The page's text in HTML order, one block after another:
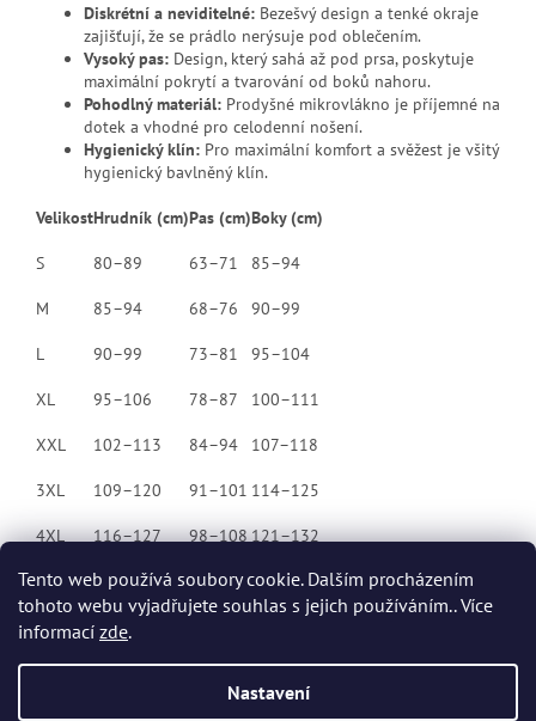
Tento web používá soubory cookie. Dalším procházením
tohoto webu vyjadřujete souhlas s jejich používáním.. Více
informací zde.
Nastavení
Diskrétní a neviditelné: Bezešvý design a tenké okraje
zajišťují, že se prádlo nerýsuje pod oblečením.
Vysoký pas: Design, který sahá až pod prsa, poskytuje
maximální pokrytí a tvarování od boků nahoru.
Pohodlný materiál: Prodyšné mikrovlákno je příjemné na
dotek a vhodné pro celodenní nošení.
Hygienický klín: Pro maximální komfort a svěžest je všitý
hygienický bavlněný klín.
VelikostHrudník (cm)Pas (cm)Boky (cm)
S 80–89 63–71 85–94
M 85–94 68–76 90–99
L 90–99 73–81 95–104
XL 95–106 78–87 100–111
XXL 102–113 84–94 107–118
3XL 109–120 91–101 114–125
4XL 116–127 98–108121–132